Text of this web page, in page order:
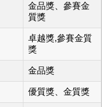
金品獎、參賽金
質獎
卓越獎,參賽金質
獎
金品獎
優質獎、金質獎